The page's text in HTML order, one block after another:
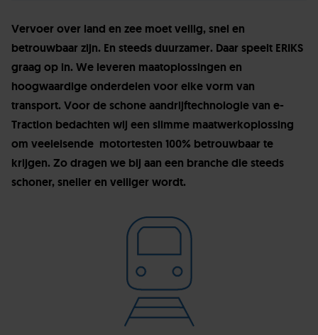
Vervoer over land en zee moet veilig, snel en
betrouwbaar zijn. En steeds duurzamer. Daar speelt ERIKS
graag op in. We leveren maatoplossingen en
hoogwaardige onderdelen voor elke vorm van
transport. Voor de schone aandrijftechnologie van e-
Traction bedachten wij een slimme maatwerkoplossing
om veeleisende motortesten 100% betrouwbaar te
krijgen. Zo dragen we bij aan een branche die steeds
schoner, sneller en veiliger wordt.